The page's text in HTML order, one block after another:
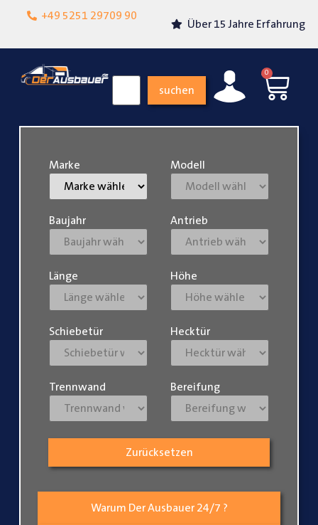
+49 5251 29709 90
Lokalgeschäft in
Über 15 Jahre Erfahrung
suchen
0
Warum Der Ausbauer 24/7 ?
Marke Modell
Baujahr Antrieb
Länge Höhe
Schiebetür Hecktür
Trennwand Bereifung
Zurücksetzen